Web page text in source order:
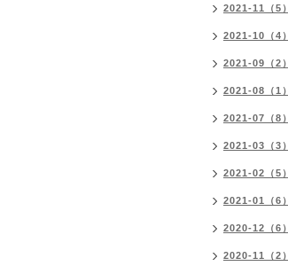
2021-11（5）
2021-10（4）
2021-09（2）
2021-08（1）
2021-07（8）
2021-03（3）
2021-02（5）
2021-01（6）
2020-12（6）
2020-11（2）